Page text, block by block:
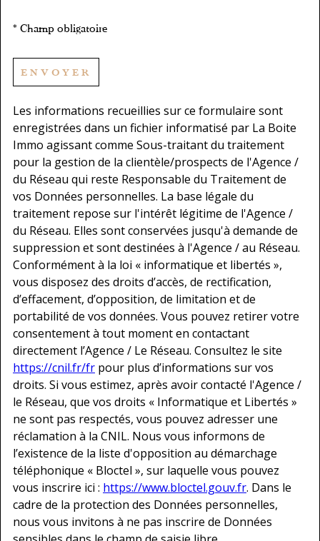
* Champ obligatoire
ENVOYER
Les informations recueillies sur ce formulaire sont
enregistrées dans un fichier informatisé par La Boite
Immo agissant comme Sous-traitant du traitement
pour la gestion de la clientèle/prospects de l'Agence /
du Réseau qui reste Responsable du Traitement de
vos Données personnelles. La base légale du
traitement repose sur l'intérêt légitime de l'Agence /
du Réseau. Elles sont conservées jusqu'à demande de
suppression et sont destinées à l'Agence / au Réseau.
Conformément à la loi « informatique et libertés »,
vous disposez des droits d’accès, de rectification,
d’effacement, d’opposition, de limitation et de
portabilité de vos données. Vous pouvez retirer votre
consentement à tout moment en contactant
directement l’Agence / Le Réseau. Consultez le site
https://cnil.fr/fr pour plus d’informations sur vos
droits. Si vous estimez, après avoir contacté l'Agence /
le Réseau, que vos droits « Informatique et Libertés »
ne sont pas respectés, vous pouvez adresser une
réclamation à la CNIL. Nous vous informons de
l’existence de la liste d'opposition au démarchage
téléphonique « Bloctel », sur laquelle vous pouvez
vous inscrire ici : https://www.bloctel.gouv.fr. Dans le
cadre de la protection des Données personnelles,
nous vous invitons à ne pas inscrire de Données